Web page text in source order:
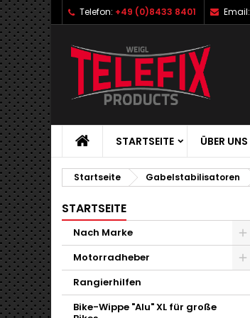
Telefon: +49 (0)8433 8401 Email:
STARTSEITE ÜBER UNS
Startseite Gabelstabilisatoren
STARTSEITE
Nach Marke
Motorradheber
Rangierhilfen
Bike-Wippe "Alu" XL für große